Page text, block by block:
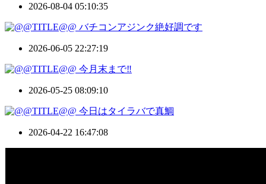
2026-08-04 05:10:35
バチコンアジンク絶好調です
2026-06-05 22:27:19
今月末まで‼️
2026-05-25 08:09:10
今日はタイラバで真鯛
2026-04-22 16:47:08